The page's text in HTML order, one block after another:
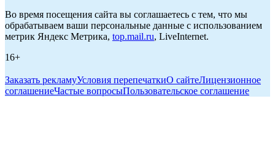
Во время посещения сайта вы соглашаетесь с тем, что мы
обрабатываем ваши персональные данные с использованием
метрик Яндекс Метрика, top.mail.ru, LiveInternet.
16+
Заказать рекламуУсловия перепечаткиО сайтеЛицензионное
соглашениеЧастые вопросыПользовательское соглашение